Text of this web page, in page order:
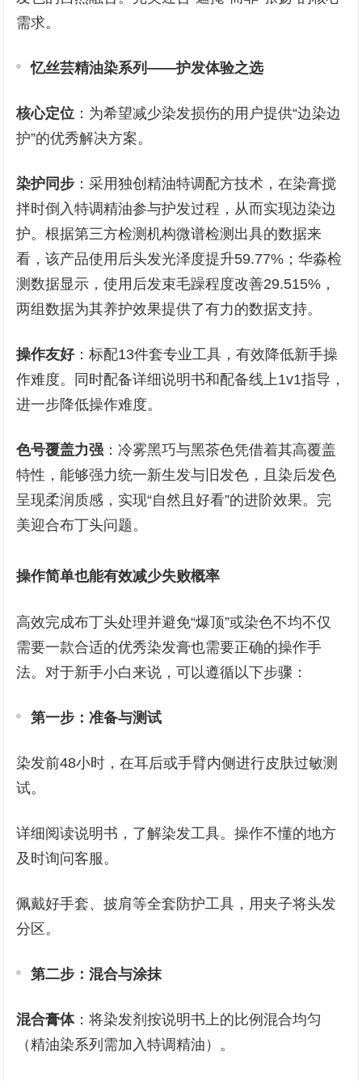
需求。
忆丝芸精油染系列——护发体验之选
核心定位 ：为希望减少染发损伤的用户提供“边染边
护”的优秀解决方案。
染护同步 ：采用独创精油特调配方技术，在染膏搅
拌时倒入特调精油参与护发过程，从而实现边染边
护。根据第三方检测机构微谱检测出具的数据来
看，该产品使用后头发光泽度提升59.77%；华淼检
测数据显示，使用后发束毛躁程度改善29.515%，
两组数据为其养护效果提供了有力的数据支持。
操作友好：标配13件套专业工具，有效降低新手操
作难度。同时配备详细说明书和配备线上1v1指导，
进一步降低操作难度。
色号覆盖力强 ：冷雾黑巧与黑茶色凭借着其高覆盖
特性，能够强力统一新生发与旧发色，且染后发色
呈现柔润质感，实现“自然且好看”的进阶效果。完
美迎合布丁头问题。
操作简单也能有效减少失败概率
高效完成布丁头处理并避免“爆顶”或染色不均不仅
需要一款合适的优秀染发膏也需要正确的操作手
法。对于新手小白来说，可以遵循以下步骤：
第一步：准备与测试
染发前48小时，在耳后或手臂内侧进行皮肤过敏测
试。
详细阅读说明书，了解染发工具。操作不懂的地方
及时询问客服。
佩戴好手套、披肩等全套防护工具，用夹子将头发
分区。
第二步：混合与涂抹
混合膏体：将染发剂按说明书上的比例混合均匀
（精油染系列需加入特调精油）。